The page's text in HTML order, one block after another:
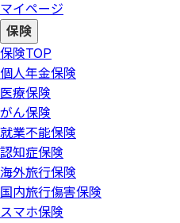
マイページ
保険
保険TOP
個人年金保険
医療保険
がん保険
就業不能保険
認知症保険
海外旅行保険
国内旅行傷害保険
スマホ保険